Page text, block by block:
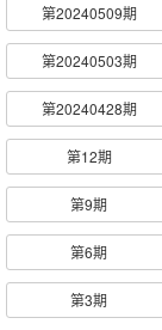
第20240509期
第20240503期
第20240428期
第12期
第9期
第6期
第3期